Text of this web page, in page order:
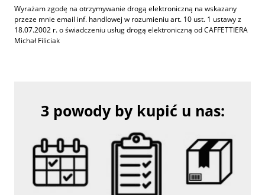
Wyrażam zgodę na otrzymywanie drogą elektroniczną na wskazany
przeze mnie email inf. handlowej w rozumieniu art. 10 ust. 1 ustawy z
18.07.2002 r. o świadczeniu usług drogą elektroniczną od CAFFETTIERA
Michał Filiciak
3 powody by kupić u nas: